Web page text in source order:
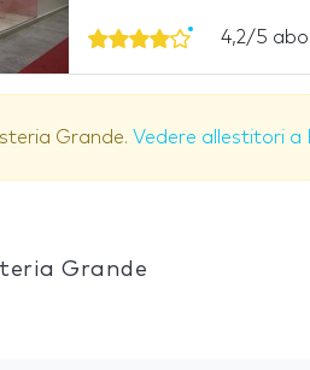
4,2/5
Grande. Vedere allestitori a
Grande